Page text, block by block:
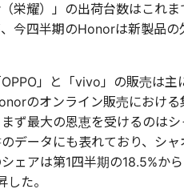
栄耀）」の出荷台数はこれま
今四半期のHonorは新製品の
」と「vivo」の販売は主
のオンライン販売における
ず最大の恩恵を受けるのはシ
データにも表れており、シャ
ェアは第1四半期の18.5%から
た。